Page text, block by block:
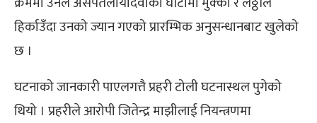
हिर्काउँदा उनको ज्यान गएको प्रारम्भिक अनुसन्धानबाट खुलेको
छ ।
घटनाको जानकारी पाएलगत्तै प्रहरी टोली घटनास्थल पुगेको
थियो । प्रहरीले आरोपी जितेन्द्र माझीलाई नियन्त्रणमा